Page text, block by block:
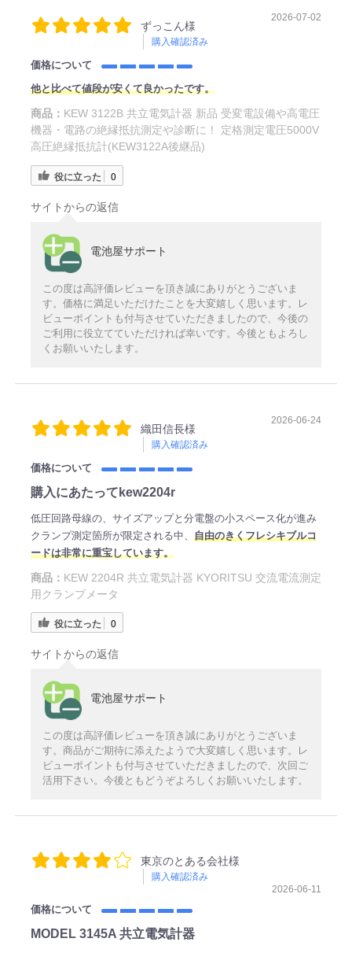
ずっこん様
購入確認済み
2026-07-02
価格について
他と比べて値段が安くて良かったです。
商品： KEW 3122B 共立電気計器 新品 受変電設備や高電圧
機器・電路の絶縁抵抗測定や診断に！ 定格測定電圧5000V
高圧絶縁抵抗計(KEW3122A後継品)
役に立った 0
サイトからの返信
電池屋サポート
この度は高評価レビューを頂き誠にありがとうございま
す。価格に満足いただけたことを大変嬉しく思います。レ
ビューポイントも付与させていただきましたので、今後の
ご利用に役立てていただければ幸いです。今後ともよろし
くお願いいたします。
織田信長様
購入確認済み
2026-06-24
価格について
購入にあたってkew2204r
低圧回路母線の、サイズアップと分電盤の小スペース化が進み
クランプ測定箇所が限定される中、 自由のきくフレシキブルコ
ードは非常に重宝しています。
商品： KEW 2204R 共立電気計器 KYORITSU 交流電流測定
用クランプメータ
役に立った 0
サイトからの返信
電池屋サポート
この度は高評価レビューを頂き誠にありがとうございま
す。商品がご期待に添えたようで大変嬉しく思います。レ
ビューポイントも付与させていただきましたので、次回ご
活用下さい。今後ともどうぞよろしくお願いいたします。
東京のとある会社様
購入確認済み
2026-06-11
価格について
MODEL 3145A 共立電気計器